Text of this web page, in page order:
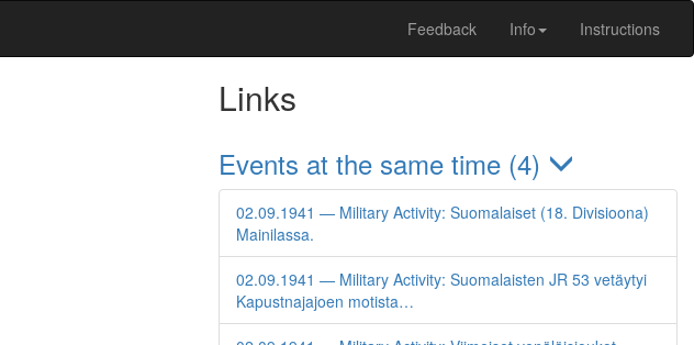
Feedback Info Instructions
Links
Events at the same time (4)
02.09.1941 — Military Activity: Suomalaiset (18. Divisioona)
Mainilassa.
02.09.1941 — Military Activity: Suomalaisten JR 53 vetäytyi
Kapustnajajoen motista…